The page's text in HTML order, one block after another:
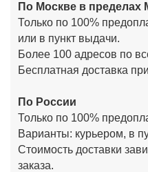
По Москве в
Только по 100%
или в пункт выдачи.
Более 100 адресов по
Бесплатная доставка
По России
Только по 100%
Варианты: курьером, в
Стоимость доставки
заказа.